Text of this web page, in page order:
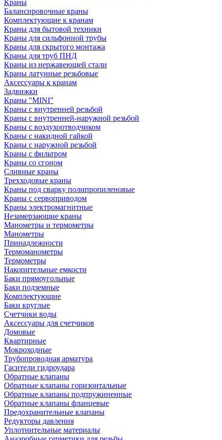
Краны
Балансировочные краны
Комплектующие к кранам
Краны для бытовой техники
Краны для сильфонной трубы
Краны для скрытого монтажа
Краны для труб ПНД
Краны из нержавеющей стали
Краны латунные резьбовые
Аксессуары к кранам
Задвижки
Краны "MINI"
Краны с внутренней резьбой
Краны с внутренней-наружной резьбой
Краны с воздухоотводчиком
Краны с накидной гайкой
Краны с наружной резьбой
Краны с фильтром
Краны со сгоном
Сливные краны
Трехходовые краны
Краны под сварку полипропиленовые
Краны с сервоприводом
Краны электромагнитные
Незамерзающие краны
Манометры и термометры
Манометры
Принадлежности
Термоманометры
Термометры
Накопительные емкости
Баки прямоугольные
Баки подземные
Комплектующие
Баки круглые
Счетчики воды
Аксессуары для счетчиков
Домовые
Квартирные
Мокроходные
Трубопроводная арматура
Гасители гидроудара
Обратные клапаны
Обратные клапаны горизонтальные
Обратные клапаны подпружиненные
Обратные клапаны фланцевые
Предохранительные клапаны
Редукторы давления
Уплотнительные материалы